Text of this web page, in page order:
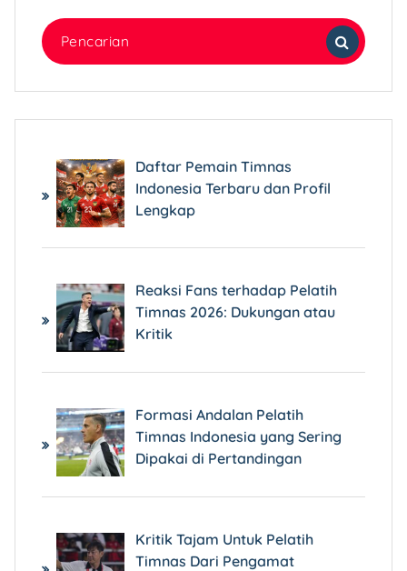
Pencarian
untuk:
Daftar Pemain Timnas
Indonesia Terbaru dan Profil
Lengkap
Reaksi Fans terhadap Pelatih
Timnas 2026: Dukungan atau
Kritik
Formasi Andalan Pelatih
Timnas Indonesia yang Sering
Dipakai di Pertandingan
Kritik Tajam Untuk Pelatih
Timnas Dari Pengamat